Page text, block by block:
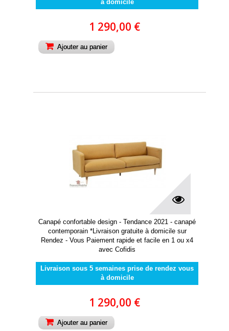
à domicile
1 290,00 €
Ajouter au panier
Canapé confortable design - Tendance 2021 - canapé
contemporain *Livraison gratuite à domicile sur
Rendez - Vous Paiement rapide et facile en 1 ou x4
avec Cofidis
Livraison sous 5 semaines prise de rendez vous
à domicile
1 290,00 €
Ajouter au panier